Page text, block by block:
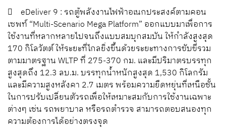
 eDeliver 9 : รถตู้พลังงานไฟฟ้าอเนกประสงค์ตามคอน
เซพท์ “Multi-Scenario Mega Platform” ออกแบบมาเพื่อการ
ใช้งานที่หลากหลายไปจนถึงแบบสมบุกสมบัน ให้กำลังสูงสุด
170 กิโลวัตต์ ให้ระยะที่ไกลยิ่งขึ้นด้วยระยะทางการขับขี่รวม
ตามมาตรฐาน WLTP ที่ 275-370 กม. และมีปริมาตรบรรทุก
สูงสุดถึง 12.3 ลบ.ม. บรรทุกน้ำหนักสูงสุด 1,530 กิโลกรัม
และมีความสูงหลังคา 2.7 เมตร พร้อมความยืดหยุ่นที่เหนือชั้น
ในการปรับเปลี่ยนตัวรถเพื่อให้เหมาะสมกับการใช้งานเฉพาะ
ต่างๆ เช่น รถพยาบาล หรือรถตำรวจ สามารถตอบสนองทุก
ความต้องการได้อย่างตรงจุด